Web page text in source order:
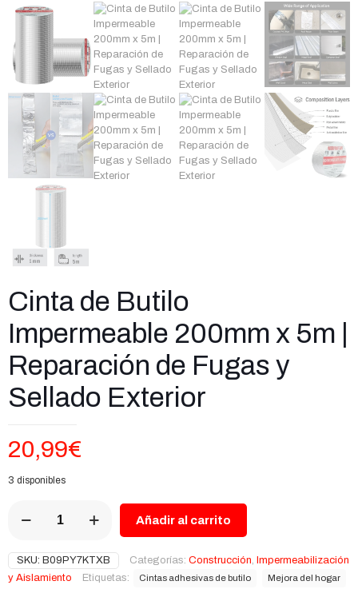
Cinta de Butilo
Impermeable 200mm x 5m |
Reparación de Fugas y
Sellado Exterior
20,99€
3 disponibles
Impermeable
200mm
x
Añadir al carrito
SKU: B09PY7KTXB Categorías: Construcción, Impermeabilización
y Aislamiento
Etiquetas: Cintas adhesivas de butilo Mejora del hogar